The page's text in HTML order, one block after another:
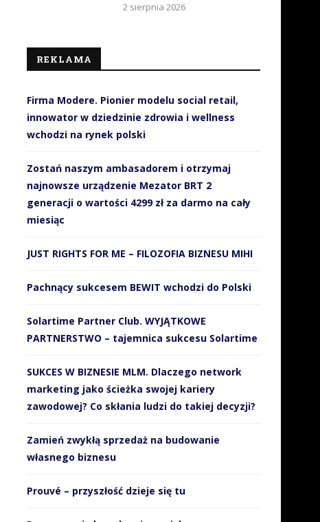
2 sierpnia 2026
REKLAMA
Firma Modere. Pionier modelu social retail,
innowator w dziedzinie zdrowia i wellness
wchodzi na rynek polski
Zostań naszym ambasadorem i otrzymaj
najnowsze urządzenie Mezator BRT 2
generacji o wartości 4299 zł za darmo na cały
miesiąc
JUST RIGHTS FOR ME – FILOZOFIA BIZNESU MIHI
Pachnący sukcesem BEWIT wchodzi do Polski
Solartime Partner Club. WYJĄTKOWE
PARTNERSTWO – tajemnica sukcesu Solartime
SUKCES W BIZNESIE MLM. Dlaczego network
marketing jako ścieżka swojej kariery
zawodowej? Co skłania ludzi do takiej decyzji?
Zamień zwykłą sprzedaż na budowanie
własnego biznesu
Prouvé – przyszłość dzieje się tu